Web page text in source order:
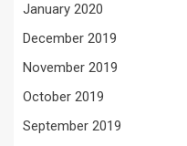
January 2020
December 2019
November 2019
October 2019
September 2019